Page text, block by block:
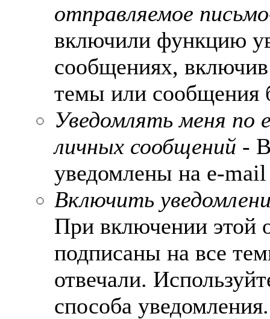
отправляемое
включили функцию
сообщениях,
темы или сообщения
Уведомлять меня по
личных сообщений -
уведомлены на e-
Включить
При включении этой
подписаны на все
отвечали.
способа уведомления.